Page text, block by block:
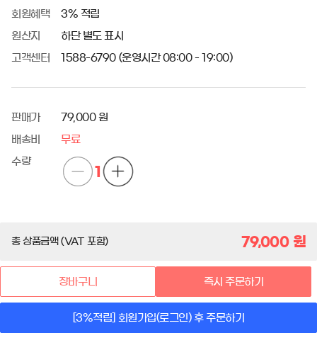
회원혜택 3% 적립
원산지 하단 별도 표시
고객센터 1588-6790 (운영시간 08:00 - 19:00)
판매가 79,000 원
배송비 무료
수량
1
총 상품금액 (VAT 포함) 79,000원
장바구니 즉시 주문하기
[3%적립] 회원가입(로그인) 후 주문하기